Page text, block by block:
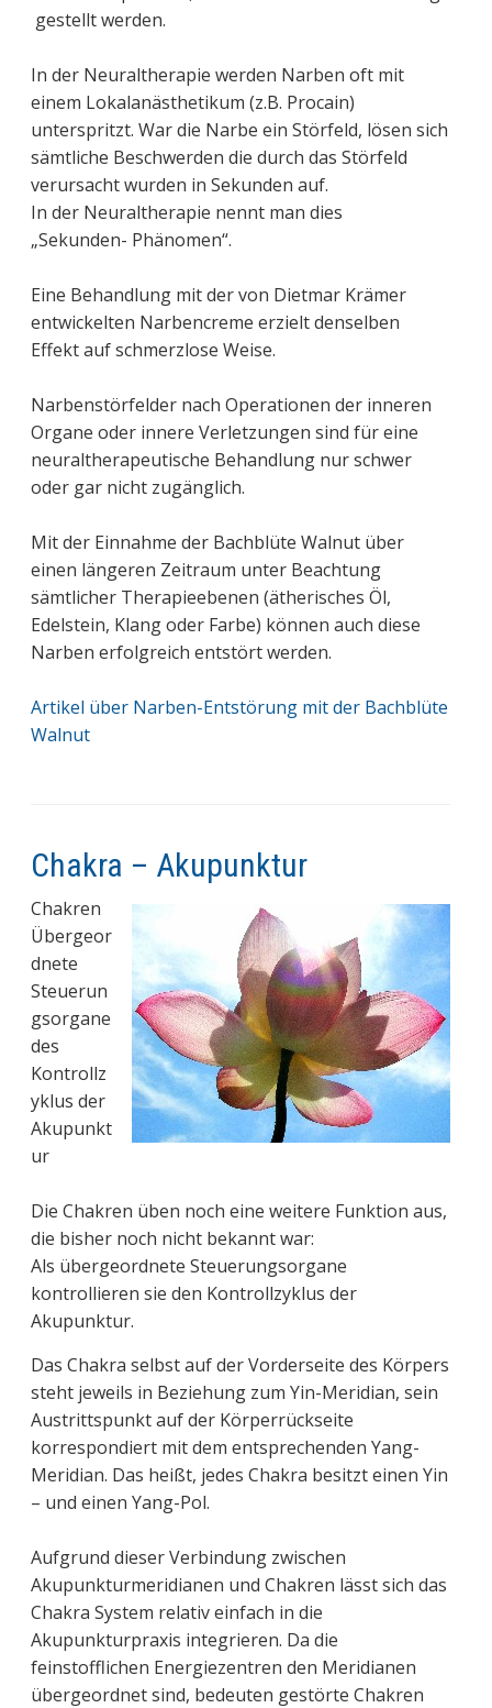
gestellt werden.
In der Neuraltherapie werden Narben oft mit
einem Lokalanästhetikum (z.B. Procain)
unterspritzt. War die Narbe ein Störfeld, lösen sich
sämtliche Beschwerden die durch das Störfeld
verursacht wurden in Sekunden auf.
In der Neuraltherapie nennt man dies
„Sekunden- Phänomen“.
Eine Behandlung mit der von Dietmar Krämer
entwickelten Narbencreme erzielt denselben
Effekt auf schmerzlose Weise.
Narbenstörfelder nach Operationen der inneren
Organe oder innere Verletzungen sind für eine
neuraltherapeutische Behandlung nur schwer
oder gar nicht zugänglich.
Mit der Einnahme der Bachblüte Walnut über
einen längeren Zeitraum unter Beachtung
sämtlicher Therapieebenen (ätherisches Öl,
Edelstein, Klang oder Farbe) können auch diese
Narben erfolgreich entstört werden.
Artikel über Narben-Entstörung mit der Bachblüte
Walnut
Chakra – Akupunktur
Chakren
Übergeor
dnete
Steuerun
gsorgane
des
Kontrollz
yklus der
Akupunkt
ur
Die Chakren üben noch eine weitere Funktion aus,
die bisher noch nicht bekannt war:
Als übergeordnete Steuerungsorgane
kontrollieren sie den Kontrollzyklus der
Akupunktur.
Das Chakra selbst auf der Vorderseite des Körpers
steht jeweils in Beziehung zum Yin-Meridian, sein
Austrittspunkt auf der Körperrückseite
korrespondiert mit dem entsprechenden Yang-
Meridian. Das heißt, jedes Chakra besitzt einen Yin
– und einen Yang-Pol.
Aufgrund dieser Verbindung zwischen
Akupunkturmeridianen und Chakren lässt sich das
Chakra System relativ einfach in die
Akupunkturpraxis integrieren. Da die
feinstofflichen Energiezentren den Meridianen
übergeordnet sind, bedeuten gestörte Chakren